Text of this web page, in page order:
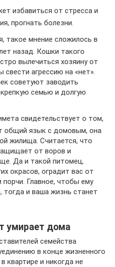
избавиться от стресса и
прогнать болезни.
такое мнение сложилось в
назад. Кошки такого
вылечиться хозяину от
свести агрессию на «нет».
советуют заводить
семью и долгую
свидетельствует о том,
общий язык с домовым, она
жилища. Считается, что
от воров и
Да и такой питомец,
окрасов, оградит вас от
порчи. Главное, чтобы ему
и ваша жизнь станет
умирает дома
семейства
в конце жизненного
квартире и никогда не